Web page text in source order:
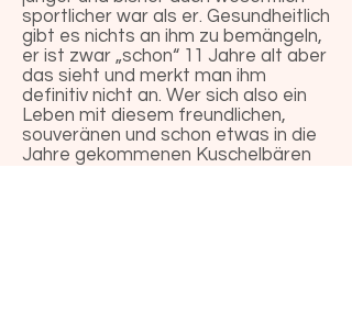
sportlicher war als er. Gesundheitlich
gibt es nichts an ihm zu bemängeln,
er ist zwar „schon“ 11 Jahre alt aber
das sieht und merkt man ihm
definitiv nicht an. Wer sich also ein
Leben mit diesem freundlichen,
souveränen und schon etwas in die
Jahre gekommenen Kuschelbären